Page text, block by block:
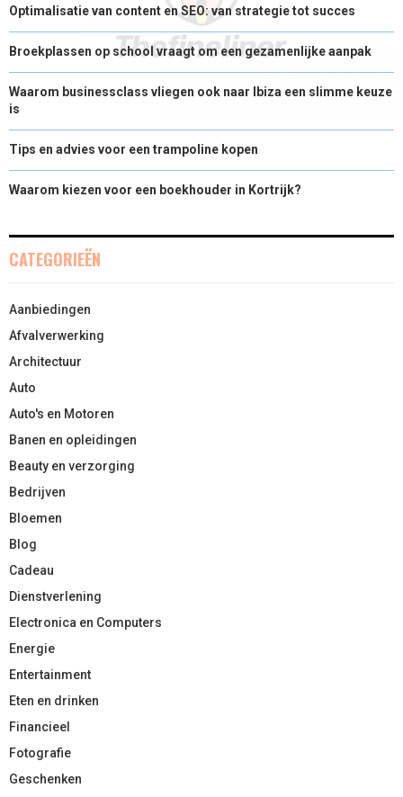
Optimalisatie van content en SEO: van strategie tot succes
Broekplassen op school vraagt om een gezamenlijke aanpak
Waarom businessclass vliegen ook naar Ibiza een slimme keuze
is
Tips en advies voor een trampoline kopen
Waarom kiezen voor een boekhouder in Kortrijk?
CATEGORIEËN
Aanbiedingen
Afvalverwerking
Architectuur
Auto
Auto's en Motoren
Banen en opleidingen
Beauty en verzorging
Bedrijven
Bloemen
Blog
Cadeau
Dienstverlening
Electronica en Computers
Energie
Entertainment
Eten en drinken
Financieel
Fotografie
Geschenken